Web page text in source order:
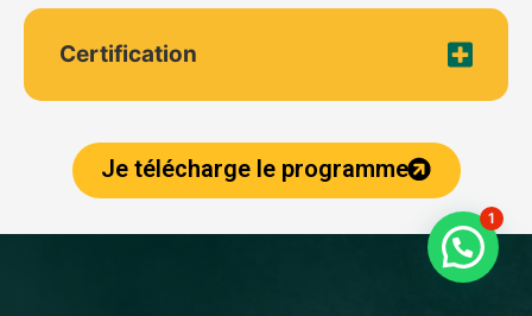
Certification
Je télécharge le programme
1